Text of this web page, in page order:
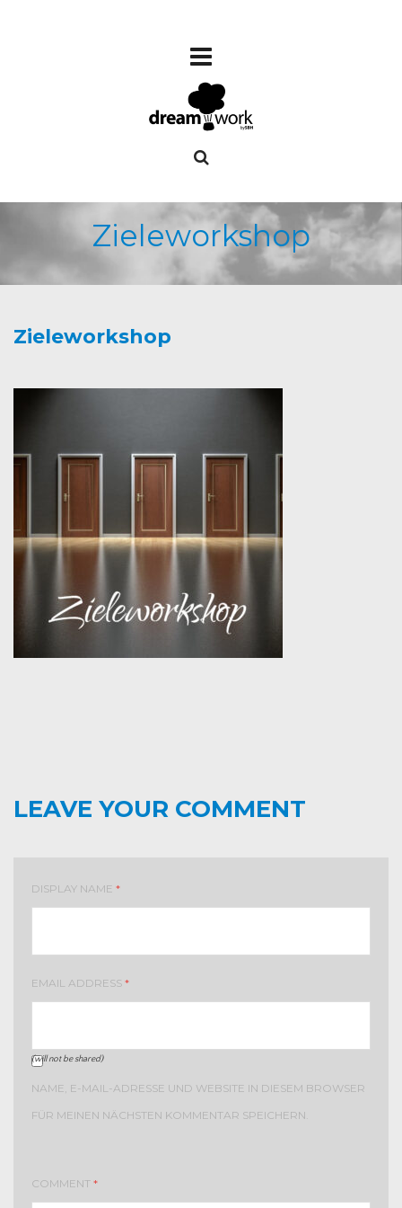
Zieleworkshop
Zieleworkshop
LEAVE YOUR COMMENT
DISPLAY NAME *
EMAIL ADDRESS *
(will not be shared)
NAME, E-MAIL-ADRESSE UND WEBSITE IN DIESEM BROWSER
FÜR MEINEN NÄCHSTEN KOMMENTAR SPEICHERN.
COMMENT *